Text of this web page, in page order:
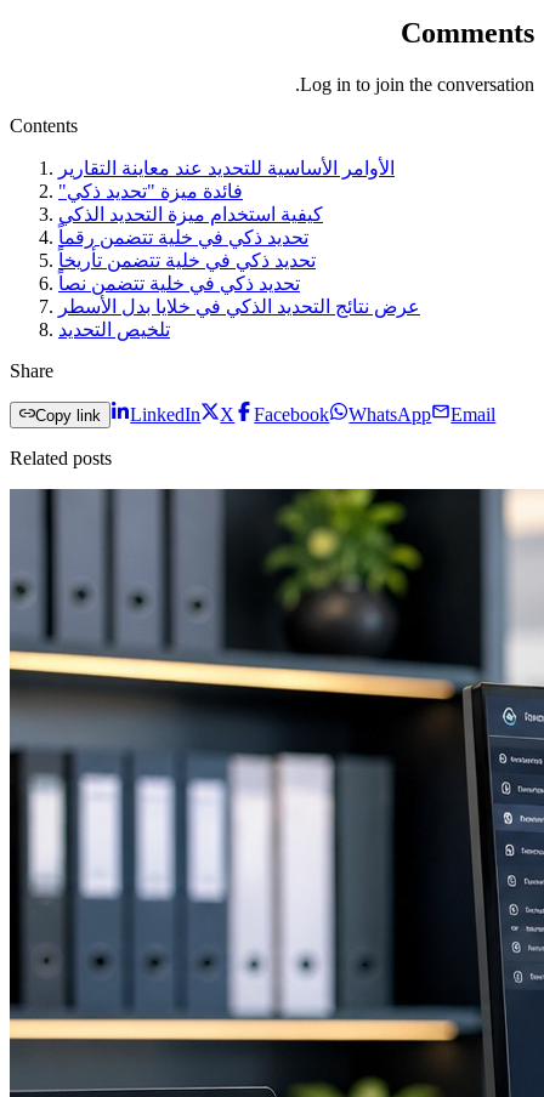
Comments
Log in to join the conversation.
Contents
الأوامر الأساسية للتحديد عند معاينة التقارير
فائدة ميزة "تحديد ذكي"
كيفية استخدام ميزة التحديد الذكي
تحديد ذكي في خلية تتضمن رقماً
تحديد ذكي في خلية تتضمن تأريخاً
تحديد ذكي في خلية تتضمن نصاً
عرض نتائج التحديد الذكي في خلايا بدل الأسطر
تلخيص التحديد
Share
Copy link LinkedIn X Facebook WhatsApp Email
Related posts